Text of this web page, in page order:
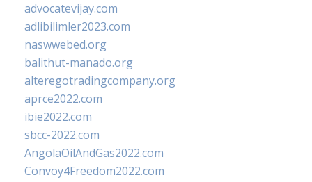
advocatevijay.com
adlibilimler2023.com
naswwebed.org
balithut-manado.org
alteregotradingcompany.org
aprce2022.com
ibie2022.com
sbcc-2022.com
AngolaOilAndGas2022.com
Convoy4Freedom2022.com